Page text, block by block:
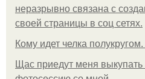
неразрывно связана с
своей страницы в соц сетях.
Кому идет челка
Щас приедут меня выкупать